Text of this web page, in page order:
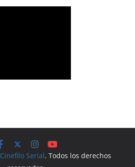
Cinefilo Serial. Todos los derechos